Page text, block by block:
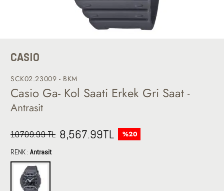
CASIO
SCK02.23009 - BKM
Casio Ga- Kol Saati Erkek Gri Saat -
Antrasit
10709.99 TL 8,567.99TL %20
RENK : Antrasit